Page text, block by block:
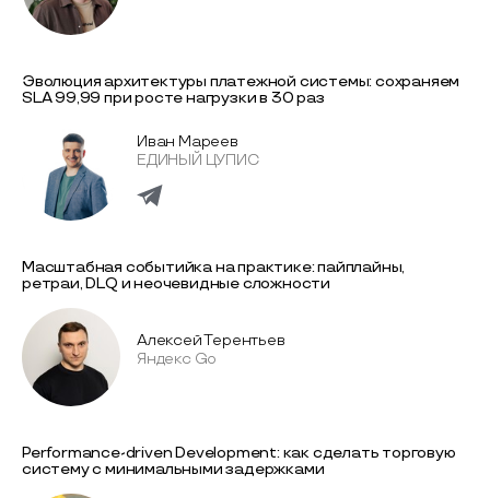
Эволюция архитектуры платежной системы: сохраняем
SLA 99,99 при росте нагрузки в 30 раз
Иван Мареев
ЕДИНЫЙ ЦУПИС
Масштабная событийка на практике: пайплайны,
ретраи, DLQ и неочевидные сложности
Алексей Терентьев
Яндекс Go
Performance-driven Development: как сделать торговую
систему с минимальными задержками